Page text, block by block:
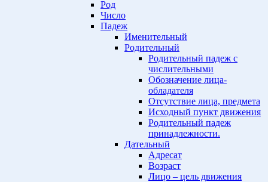
Род
Число
Падеж
Именительный
Родительный
Родительный падеж с
числительными
Обозначение лица-
обладателя
Отсутствие лица, предмета
Исходный пункт движения
Родительный падеж
принадлежности.
Дательный
Адресат
Возраст
Лицо – цель движения